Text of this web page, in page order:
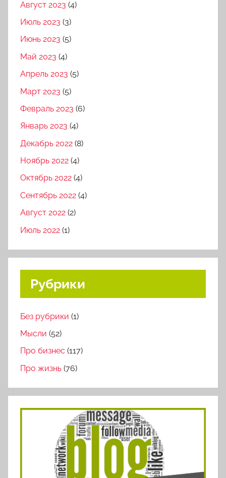
Август 2023 (4)
Июль 2023 (3)
Июнь 2023 (5)
Май 2023 (4)
Апрель 2023 (5)
Март 2023 (5)
Февраль 2023 (6)
Январь 2023 (4)
Декабрь 2022 (8)
Ноябрь 2022 (4)
Октябрь 2022 (4)
Сентябрь 2022 (4)
Август 2022 (2)
Июль 2022 (1)
Рубрики
Без рубрики (1)
Мысли (52)
Про бизнес (117)
Про жизнь (76)